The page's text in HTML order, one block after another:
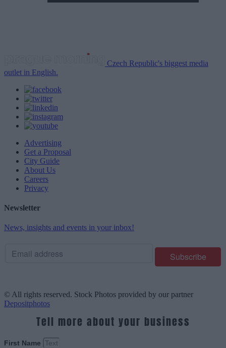
Czech Republic's biggest media
outlet in English.
Advertising
Get a Proposal
City Guide
About Us
Careers
Privacy
Newsletter
News, insights and events in your inbox!
© All rights reserved. Stock Photos provided by our partner
Depositphotos
Tell more about your business
First Name